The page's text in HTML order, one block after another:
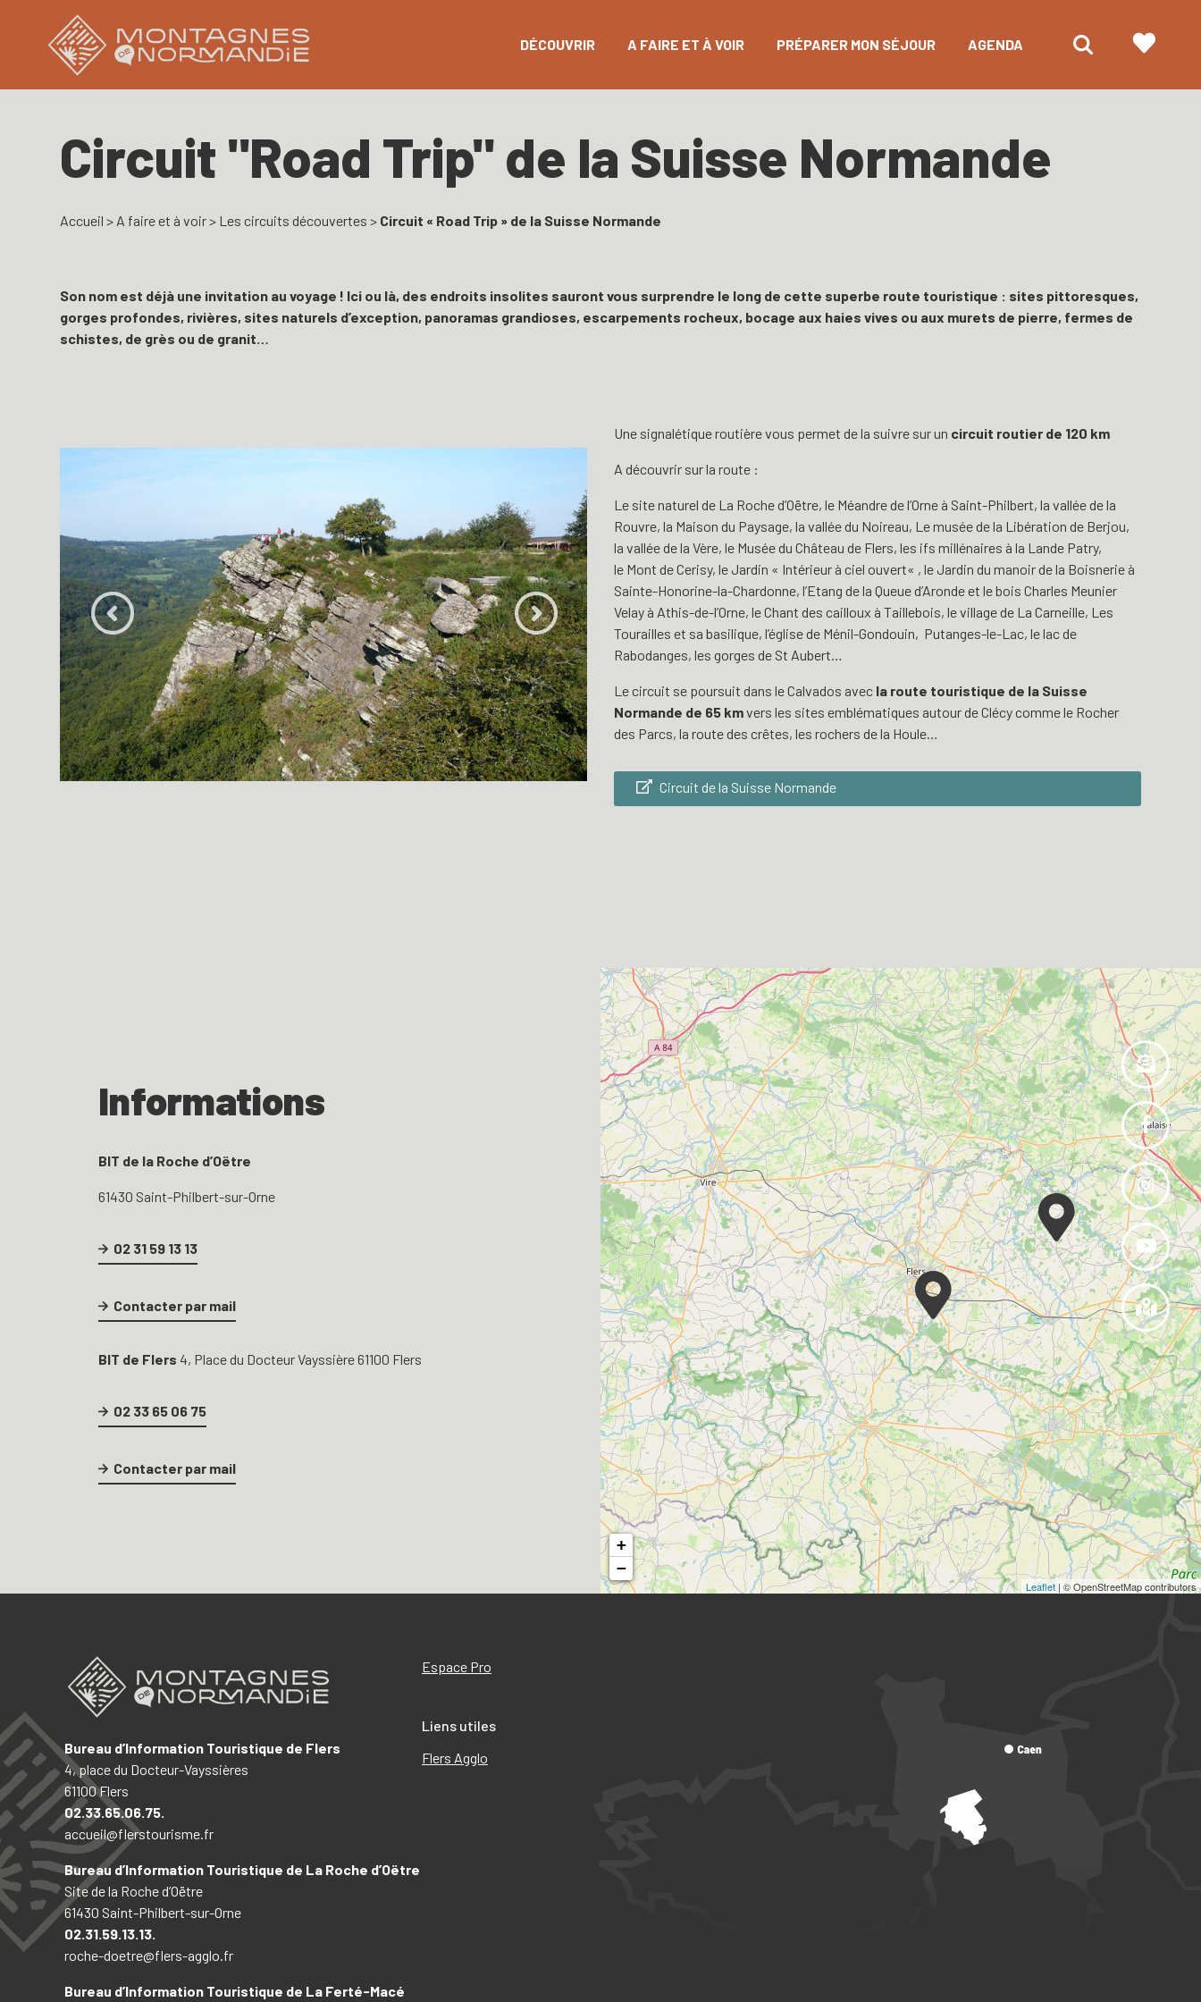
DÉCOUVRIR A FAIRE ET À VOIR PRÉPARER MON SÉJOUR AGENDA
Circuit "Road Trip" de la Suisse Normande
Accueil > A faire et à voir> Les circuits découvertes > Circuit « Road Trip » de la Suisse Normande
Son nom est déjà une invitation au voyage ! Ici ou là, des endroits insolites sauront vous surprendre le long de cette superbe route touristique : sites pittoresques,
gorges profondes, rivières, sites naturels d’exception, panoramas grandioses, escarpements rocheux, bocage aux haies vives ou aux murets de pierre, fermes de
schistes, de grès ou de granit…
Une signalétique routière vous permet de la suivre sur un circuit routier de 120 km
A découvrir sur la route :
Le site naturel de La Roche d’Oëtre, le Méandre de l’Orne à Saint-Philbert, la vallée de la
Rouvre, la Maison du Paysage, la vallée du Noireau, Lemusée de la Libération de Berjou,
la vallée de la Vère, le Musée du Château de Flers, les ifs millénaires à la Lande Patry,
le Mont de Cerisy, le Jardin « Intérieur à ciel ouvert« , leJardin du manoir de la Boisnerie à
Sainte-Honorine-la-Chardonne, l’Etang de la Queue d’Aronde et le bois Charles Meunier
Velay à Athis-de-l’Orne, leChant des cailloux à Taillebois, le village de La Carneille, Les
Tourailles et sa basilique, l’église de Ménil-Gondouin, Putanges-le-Lac, le lac de
Rabodanges, les gorges de St Aubert…
Le circuit se poursuit dans le Calvados avec la route touristique de la Suisse
Normande de 65 kmvers les sites emblématiques autour de Clécy comme le Rocher
des Parcs, la route des crêtes, les rochers de la Houle…
Circuit de la Suisse Normande
Informations
BIT de la Roche d’Oëtre
61430 Saint-Philbert-sur-Orne
02 31 59 13 13
Contacter par mail
BIT de Flers 4, Place du Docteur Vayssière 61100 Flers
02 33 65 06 75
Contacter par mail
+
−
Leaflet | © OpenStreetMap contributors
Bureau d’Information Touristique de Flers
4, place du Docteur-Vayssières
61100 Flers
02.33.65.06.75.
accueil@flerstourisme.fr
Bureau d’Information Touristique de La Roche d’Oëtre
Site de la Roche d’Oëtre
61430 Saint-Philbert-sur-Orne
02.31.59.13.13.
roche-doetre@flers-agglo.fr
Bureau d’Information Touristique de La Ferté-Macé
Espace Pro
Liens utiles
Flers Agglo